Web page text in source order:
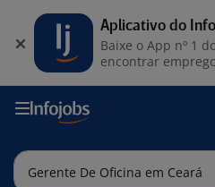
Aplicativo do
Baixe o App nº 1
encontrar